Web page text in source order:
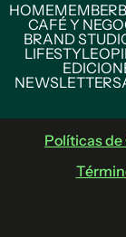
HOMEMEMBER
CAFÉ Y
BRAND
LIFESTYLE
NEWSLETTERS
Políticas de